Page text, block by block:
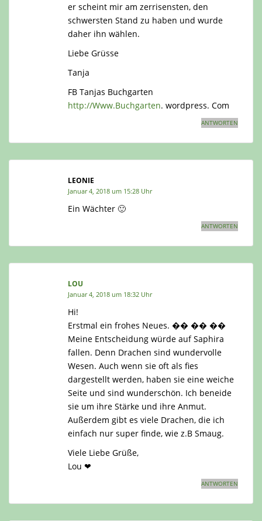
er scheint mir am zerrisensten, den
schwersten Stand zu haben und wurde
daher ihn wählen.
Liebe Grüsse
Tanja
FB Tanjas Buchgarten
http://Www.Buchgarten. wordpress. Com
ANTWORTEN
LEONIE
Januar 4, 2018 um 15:28 Uhr
Ein Wächter 🙂
ANTWORTEN
LOU
Januar 4, 2018 um 18:32 Uhr
Hi!
Erstmal ein frohes Neues. �� �� ��
Meine Entscheidung würde auf Saphira
fallen. Denn Drachen sind wundervolle
Wesen. Auch wenn sie oft als fies
dargestellt werden, haben sie eine weiche
Seite und sind wunderschön. Ich beneide
sie um ihre Stärke und ihre Anmut.
Außerdem gibt es viele Drachen, die ich
einfach nur super finde, wie z.B Smaug.
Viele Liebe Grüße,
Lou ❤
ANTWORTEN